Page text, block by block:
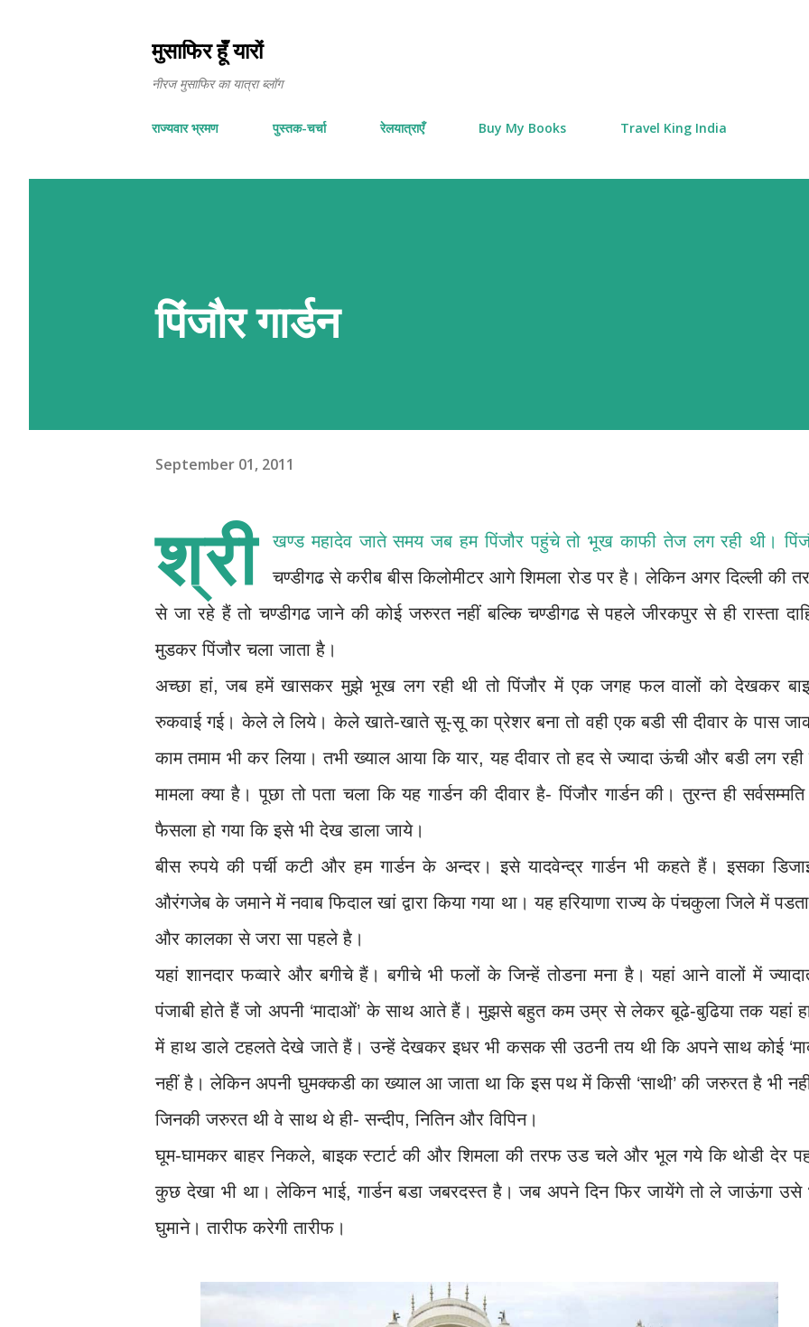
मुसाफिर हूँ यारों
नीरज मुसाफिर का यात्रा ब्लॉग
राज्यवार भ्रमण पुस्तक-चर्चा रेलयात्राएँ Buy My Books Travel King India
पिंजौर गार्डन
September 01, 2011
श्री खण्ड महादेवजाते समय जब हम पिंजौर पहुंचे तो भूख काफी तेज लग रही थी।
चण्डीगढ से करीब बीस किलोमीटर आगे शिमला रोड पर है। लेकिन अगर दिल्ली की
से जा रहे हैं तो चण्डीगढ जाने की कोई जरुरत नहीं बल्कि चण्डीगढ से पहले जीरकपुर से ही रास्ता
मुडकर पिंजौर चला जाता है।
अच्छा हां, जब हमें खासकर मुझे भूख लग रही थी तो पिंजौर में एक जगह फल वालों को देखकर
रुकवाई गई। केले ले लिये। केले खाते-खाते सू-सू का प्रेशर बना तो वही एक बडी सी दीवार के पास
काम तमाम भी कर लिया। तभी ख्याल आया कि यार, यह दीवार तो हद से ज्यादा ऊंची और बडी लग रही
मामला क्या है। पूछा तो पता चला कि यह गार्डन की दीवार है- पिंजौर गार्डन की। तुरन्त ही
फैसला हो गया कि इसे भी देख डाला जाये।
बीस रुपये की पर्ची कटी और हम गार्डन के अन्दर। इसे यादवेन्द्र गार्डन भी कहते हैं। इसका
औरंगजेब के जमाने में नवाब फिदाल खां द्वारा किया गया था। यह हरियाणा राज्य के पंचकुला जिले में
और कालका से जरा सा पहले है।
यहां शानदार फव्वारे और बगीचे हैं। बगीचे भी फलों के जिन्हें तोडना मना है। यहां आने वालों में
पंजाबी होते हैं जो अपनी ‘मादाओं’ के साथ आते हैं। मुझसे बहुत कम उम्र से लेकर बूढे-बुढिया तक यहां
में हाथ डाले टहलते देखे जाते हैं। उन्हें देखकर इधर भी कसक सी उठनी तय थी कि अपने साथ कोई
नहीं है। लेकिन अपनी घुमक्कडी का ख्याल आ जाता था कि इस पथ में किसी ‘साथी’ की जरुरत है भी
जिनकी जरुरत थी वे साथ थे ही- सन्दीप, नितिन और विपिन।
घूम-घामकर बाहर निकले, बाइक स्टार्ट की और शिमला की तरफ उड चले और भूल गये कि थोडी देर
कुछ देखा भी था। लेकिन भाई, गार्डन बडा जबरदस्त है। जब अपने दिन फिर जायेंगे तो ले जाऊंगा उसे
घुमाने। तारीफ करेगी तारीफ।